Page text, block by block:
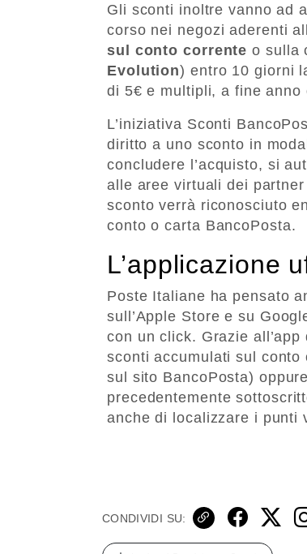
Gli sconti inoltre vanno ad
corso nei negozi aderenti
sul conto corrente o sulla
Evolution) entro 10 giorni
di 5€ e multipli, a fine anno
L’iniziativa Sconti
diritto a uno sconto in
concludere l’acquisto, si
alle aree virtuali dei
sconto verrà riconosciuto
conto o carta BancoPosta.
L’applicazione
Poste Italiane ha pensato
sull’Apple Store e su
con un click. Grazie
sconti accumulati sul
sul sito BancoPosta)
precedentemente
anche di localizzare i punti
CONDIVIDI SU: